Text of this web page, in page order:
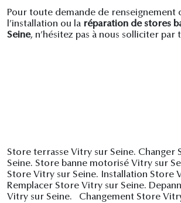
Pour toute demande de renseignement
l’installation ou la réparation de stores
Seine, n’hésitez pas à nous solliciter par
Store terrasse Vitry sur Seine. Changer
Seine. Store banne motorisé Vitry sur
Store Vitry sur Seine. Installation Store
Remplacer Store Vitry sur Seine.
Vitry sur Seine. Changement Store